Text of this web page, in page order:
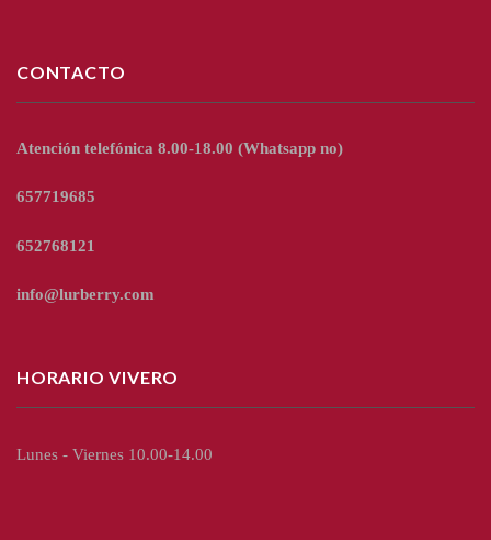
CONTACTO
Atención telefónica 8.00-18.00 (Whatsapp no)
657719685
652768121
info@lurberry.com
HORARIO VIVERO
Lunes - Viernes 10.00-14.00